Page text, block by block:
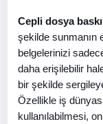
Cepli dosya baskı
şekilde sunmanın
belgelerinizi
daha erişilebilir
bir şekilde
Özellikle iş
kullanılabilmesi,